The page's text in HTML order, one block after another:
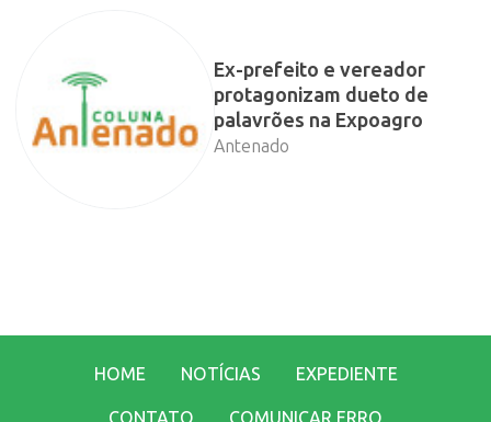
Ex-prefeito e vereador
protagonizam dueto de
palavrões na Expoagro
Antenado
HOME NOTÍCIAS EXPEDIENTE